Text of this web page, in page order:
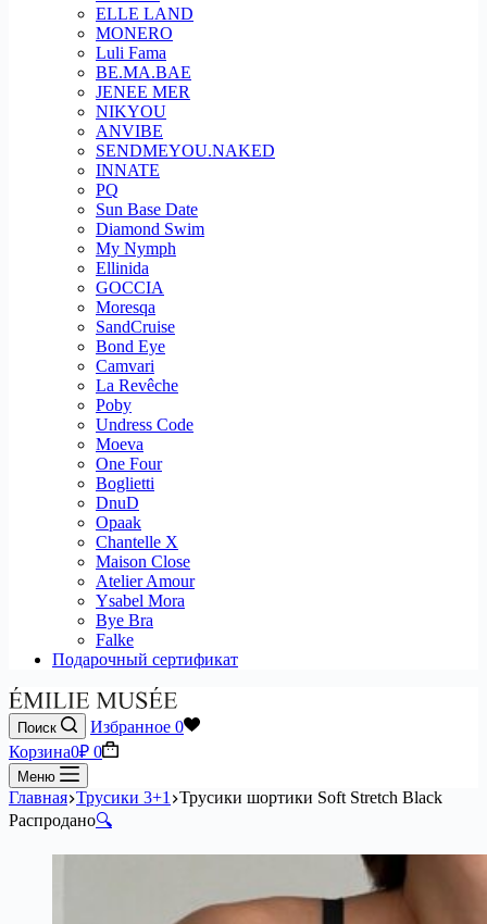
ELLE LAND
MONERO
Luli Fama
BE.MA.BAE
JENEE MER
NIKYOU
ANVIBE
SENDMEYOU.NAKED
INNATE
PQ
Sun Base Date
Diamond Swim
My Nymph
Ellinida
GOCCIA
Moresqa
SandCruise
Bond Eye
Camvari
La Revêche
Poby
Undress Code
Moeva
One Four
Boglietti
DnuD
Opaak
Chantelle X
Maison Close
Atelier Amour
Ysabel Mora
Bye Bra
Falke
Подарочный сертификат
Поиск Избранное 0
Корзина0₽ 0
Меню
Главная Трусики 3+1
Трусики шортики Soft Stretch Black
Распродано🔍